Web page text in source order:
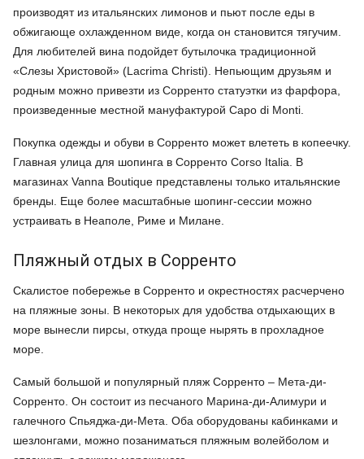
производят из итальянских лимонов и пьют после еды в
обжигающе охлажденном виде, когда он становится тягучим.
Для любителей вина подойдет бутылочка традиционной
«Слезы Христовой» (Lacrima Christi). Непьющим друзьям и
родным можно привезти из Сорренто статуэтки из фарфора,
произведенные местной мануфактурой Capo di Monti.
Покупка одежды и обуви в Сорренто может влететь в копеечку.
Главная улица для шопинга в Сорренто Corso Italia. В
магазинах Vanna Boutique представлены только итальянские
бренды. Еще более масштабные шопинг-сессии можно
устраивать в Неаполе, Риме и Милане.
Пляжный отдых в Сорренто
Скалистое побережье в Сорренто и окрестностях расчерчено
на пляжные зоны. В некоторых для удобства отдыхающих в
море вынесли пирсы, откуда проще нырять в прохладное
море.
Самый большой и популярный пляж Сорренто – Мета-ди-
Сорренто. Он состоит из песчаного Марина-ди-Алимури и
галечного Спьяджа-ди-Мета. Оба оборудованы кабинками и
шезлонгами, можно позаниматься пляжным волейболом и